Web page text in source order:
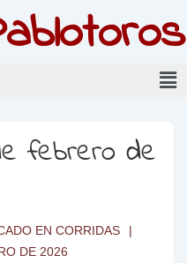
febrero de
EN CORRIDAS
DE 2026